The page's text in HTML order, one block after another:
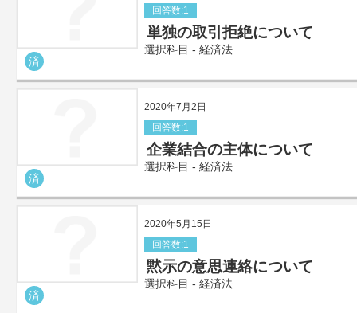
回答数:1
単独の取引拒絶について
選択科目 - 経済法
済
2020年7月2日
回答数:1
企業結合の主体について
選択科目 - 経済法
済
2020年5月15日
回答数:1
黙示の意思連絡について
選択科目 - 経済法
済